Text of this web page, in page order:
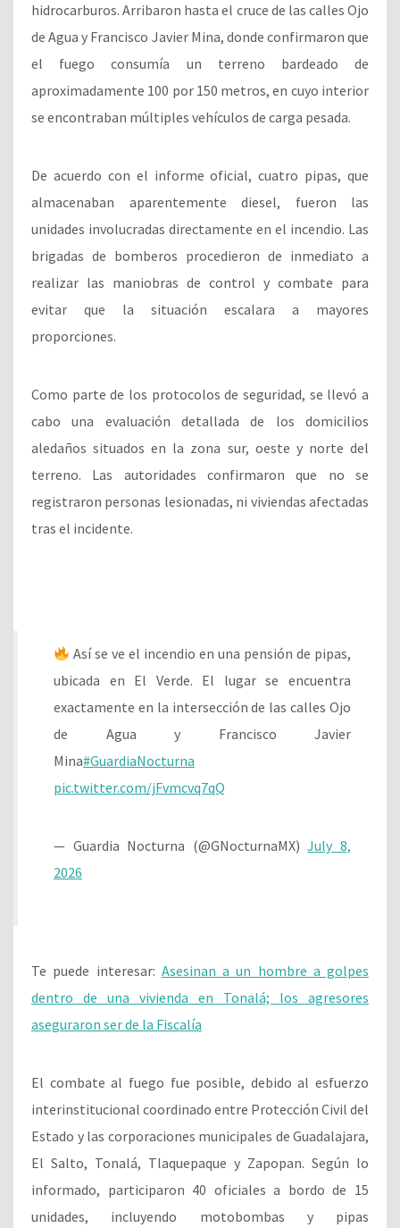
hidrocarburos. Arribaron hasta el cruce de las calles Ojo
de Agua y Francisco Javier Mina, donde confirmaron que
el fuego consumía un terreno bardeado de
aproximadamente 100 por 150 metros, en cuyo interior
se encontraban múltiples vehículos de carga pesada.
De acuerdo con el informe oficial, cuatro pipas, que
almacenaban aparentemente diesel, fueron las
unidades involucradas directamente en el incendio. Las
brigadas de bomberos procedieron de inmediato a
realizar las maniobras de control y combate para
evitar que la situación escalara a mayores
proporciones.
Como parte de los protocolos de seguridad, se llevó a
cabo una evaluación detallada de los domicilios
aledaños situados en la zona sur, oeste y norte del
terreno. Las autoridades confirmaron que no se
registraron personas lesionadas, ni viviendas afectadas
tras el incidente.
Así se ve el incendio en una pensión de pipas,
ubicada en El Verde. El lugar se encuentra
exactamente en la intersección de las calles Ojo
de Agua y Francisco Javier
Mina#GuardiaNocturna
pic.twitter.com/jFvmcvq7qQ
— Guardia Nocturna (@GNocturnaMX)July 8,
2026
Te puede interesar: Asesinan a un hombre a golpes
dentro de una vivienda en Tonalá; los agresores
aseguraron ser de la Fiscalía
El combate al fuego fue posible, debido al esfuerzo
interinstitucional coordinado entre Protección Civil del
Estado y las corporaciones municipales de Guadalajara,
El Salto, Tonalá, Tlaquepaque y Zapopan. Según lo
informado, participaron 40 oficiales a bordo de 15
unidades, incluyendo motobombas y pipas